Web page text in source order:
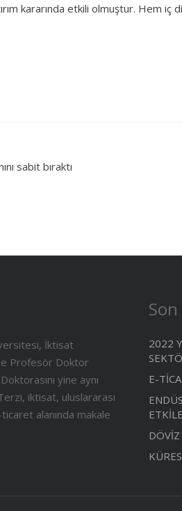
kararında etkili olmuştur. Hem iç
sabit bıraktı
İktisat
Profesör Doktor
yine aynı
iktisat, uluslararası
alanında makale
Son
2022
E-